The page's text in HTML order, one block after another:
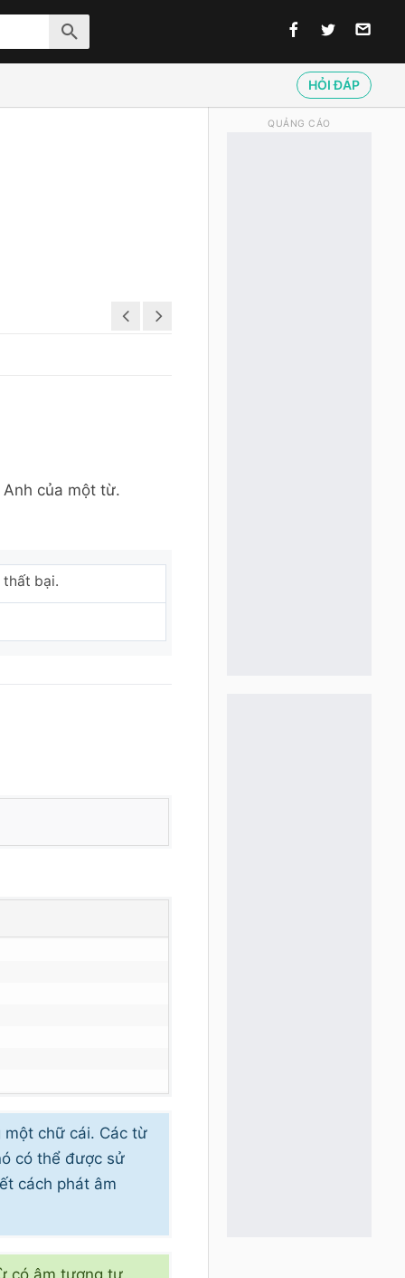
HỎI ĐÁP
của một từ.
thất bại.
chữ cái. Các từ
có thể được sử
cách phát âm
có âm tương tự,
QUẢNG CÁO